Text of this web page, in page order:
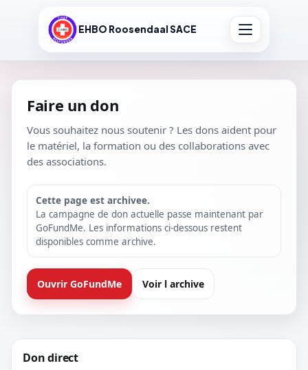
EHBO Roosendaal SACE
Faire un don
Vous souhaitez nous soutenir ? Les dons aident pour
le matériel, la formation ou des collaborations avec
des associations.
Cette page est archivee.
La campagne de don actuelle passe maintenant par
GoFundMe. Les informations ci-dessous restent
disponibles comme archive.
Ouvrir GoFundMe Voir l archive
Don direct